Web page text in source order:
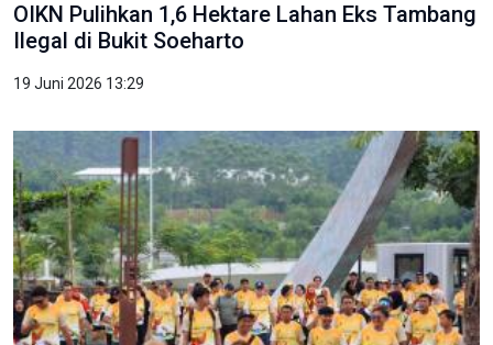
OIKN Pulihkan 1,6 Hektare Lahan Eks Tambang
Ilegal di Bukit Soeharto
19 Juni 2026 13:29